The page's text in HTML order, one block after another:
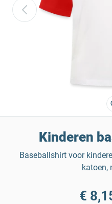
Kinderen
Baseballshirt voor
katoen,
€